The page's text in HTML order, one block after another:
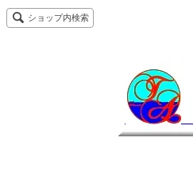
ショップ内検索